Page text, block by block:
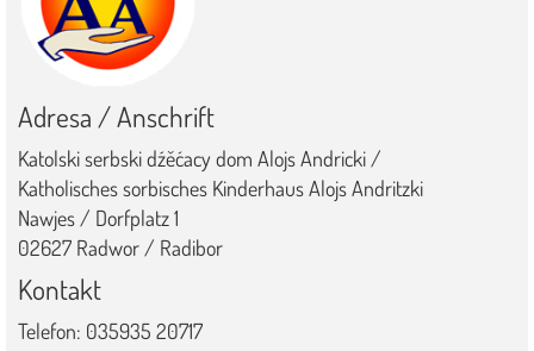
Adresa / Anschrift
Katolski serbski dźěćacy dom Alojs Andricki /
Katholisches sorbisches Kinderhaus Alojs Andritzki
Nawjes / Dorfplatz 1
02627 Radwor / Radibor
Kontakt
Telefon: 035935 20717